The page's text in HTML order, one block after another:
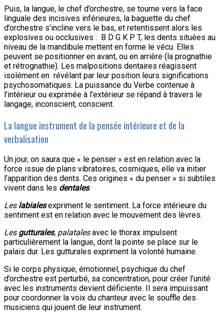
Puis, la langue, le chef d’orchestre, se tourne vers la face
linguale des incisives inférieures, la baguette du chef
d’orchestre s’incline vers le bas, et retentissent alors les
explosives ou occlusives : B D G K P T, les dents situées au
niveau de la mandibule mettent en forme le vécu. Elles
peuvent se positionner en avant, ou en arrière (la prognathie
et rétrognathie). Les malpositions dentaires réagissent
isolément en révélant par leur position leurs significations
psychosomatiques. La puissance du Verbe contenue à
l’intérieur ou exprimée à l’extérieur se répand à travers le
langage, inconscient, conscient.
La langue instrument de la pensée intérieure et de la
verbalisation
Un jour, on saura que « le penser » est en relation avec la
force issue de plans vibratoires, cosmiques, elle va initier
l’apparition des dents. Ces origines « du penser » si subtiles
vivent dans les dentales.
Les labialesexpriment le sentiment. La force intérieure du
sentiment est en relation avec le mouvement des lèvres.
Les gutturales, palatalesavec le thorax impulsent
particulièrement la langue, dont la pointe se place sur le
palais dur. Les gutturales expriment la volonté humaine.
Si le corps physique, émotionnel, psychique du chef
d’orchestre est perturbé, sa concentration, pour créer l’unité
avec les instruments devient déficiente. Il sera impuissant
pour coordonner la voix du chanteur avec le souffle des
musiciens qui jouent de leur instrument.